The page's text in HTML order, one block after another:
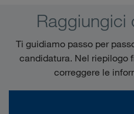
Raggiungici
Ti guidiamo passo per
candidatura. Nel riepilogo
correggere le